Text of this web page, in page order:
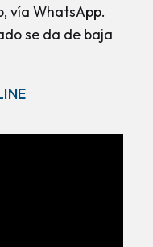
vía WhatsApp.
se da de baja